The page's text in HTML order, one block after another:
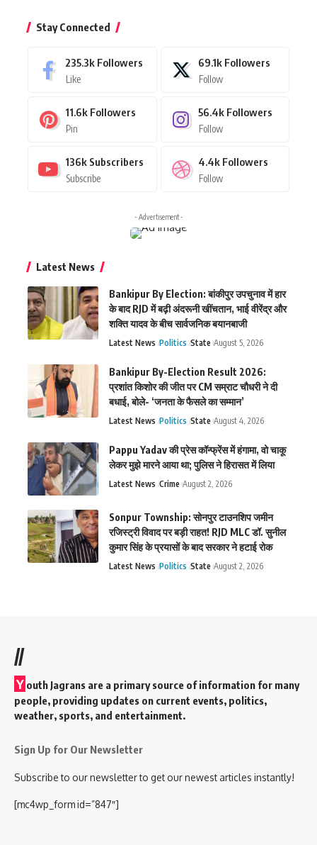
Stay Connected
235.3k Followers
Like
69.1k Followers
Follow
11.6k Followers
Pin
56.4k Followers
Follow
136k Subscribers
Subscribe
4.4k Followers
Follow
- Advertisement -
Latest News
Bankipur By Election: बांकीपुर उपचुनाव में हार
के बाद RJD में बढ़ी अंदरूनी खींचतान, भाई वीरेंद्र और
शक्ति यादव के बीच सार्वजनिक बयानबाजी
Latest News Politics State August 5, 2026
Bankipur By-Election Result 2026:
प्रशांत किशोर की जीत पर CM सम्राट चौधरी ने दी
बधाई, बोले- ‘जनता के फैसले का सम्मान’
Latest News Politics State August 4, 2026
Pappu Yadav की प्रेस कॉन्फ्रेंस में हंगामा, वो चाकू
लेकर मुझे मारने आया था; पुलिस ने हिरासत में लिया
Latest News Crime August 2, 2026
Sonpur Township: सोनपुर टाउनशिप जमीन
रजिस्ट्री विवाद पर बड़ी राहत! RJD MLC डॉ. सुनील
कुमार सिंह के प्रयासों के बाद सरकार ने हटाई रोक
Latest News Politics State August 2, 2026
//
Y outh Jagrans are a primary source of information for many
people, providing updates on current events, politics,
weather, sports, and entertainment.
Sign Up for Our Newsletter
Subscribe to our newsletter to get our newest articles instantly!
[mc4wp_form id=”847″]